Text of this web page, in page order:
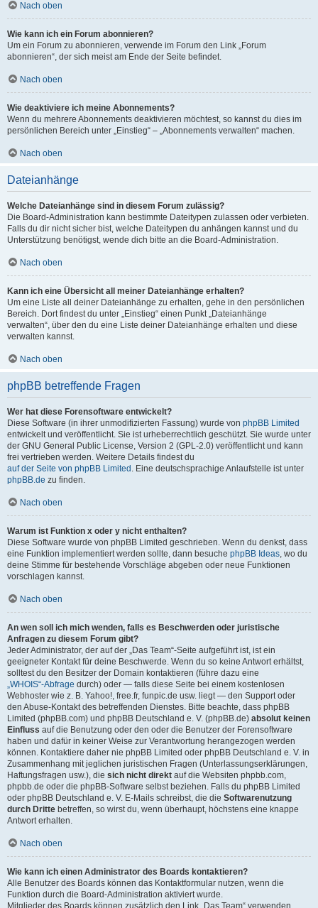
Nach oben
Wie kann ich ein Forum abonnieren?
Um ein Forum zu abonnieren, verwende im Forum den Link „Forum
abonnieren“, der sich meist am Ende der Seite befindet.
Nach oben
Wie deaktiviere ich meine Abonnements?
Wenn du mehrere Abonnements deaktivieren möchtest, so kannst du dies im
persönlichen Bereich unter „Einstieg“ – „Abonnements verwalten“ machen.
Nach oben
Dateianhänge
Welche Dateianhänge sind in diesem Forum zulässig?
Die Board-Administration kann bestimmte Dateitypen zulassen oder verbieten.
Falls du dir nicht sicher bist, welche Dateitypen du anhängen kannst und du
Unterstützung benötigst, wende dich bitte an die Board-Administration.
Nach oben
Kann ich eine Übersicht all meiner Dateianhänge erhalten?
Um eine Liste all deiner Dateianhänge zu erhalten, gehe in den persönlichen
Bereich. Dort findest du unter „Einstieg“ einen Punkt „Dateianhänge
verwalten“, über den du eine Liste deiner Dateianhänge erhalten und diese
verwalten kannst.
Nach oben
phpBB betreffende Fragen
Wer hat diese Forensoftware entwickelt?
Diese Software (in ihrer unmodifizierten Fassung) wurde von phpBB Limited
entwickelt und veröffentlicht. Sie ist urheberrechtlich geschützt. Sie wurde unter
der GNU General Public License, Version 2 (GPL-2.0) veröffentlicht und kann
frei vertrieben werden. Weitere Details findest du
auf der Seite von phpBB Limited . Eine deutschsprachige Anlaufstelle ist unter
phpBB.de zu finden.
Nach oben
Warum ist Funktion x oder y nicht enthalten?
Diese Software wurde von phpBB Limited geschrieben. Wenn du denkst, dass
eine Funktion implementiert werden sollte, dann besuche phpBB Ideas, wo du
deine Stimme für bestehende Vorschläge abgeben oder neue Funktionen
vorschlagen kannst.
Nach oben
An wen soll ich mich wenden, falls es Beschwerden oder juristische
Anfragen zu diesem Forum gibt?
Jeder Administrator, der auf der „Das Team“-Seite aufgeführt ist, ist ein
geeigneter Kontakt für deine Beschwerde. Wenn du so keine Antwort erhältst,
solltest du den Besitzer der Domain kontaktieren (führe dazu eine
„WHOIS“-Abfrage durch) oder — falls diese Seite bei einem kostenlosen
Webhoster wie z. B. Yahoo!, free.fr, funpic.de usw. liegt — den Support oder
den Abuse-Kontakt des betreffenden Dienstes. Bitte beachte, dass phpBB
Limited (phpBB.com) und phpBB Deutschland e. V. (phpBB.de) absolut keinen
Einfluss auf die Benutzung oder den oder die Benutzer der Forensoftware
haben und dafür in keiner Weise zur Verantwortung herangezogen werden
können. Kontaktiere daher nie phpBB Limited oder phpBB Deutschland e. V. in
Zusammenhang mit jeglichen juristischen Fragen (Unterlassungserklärungen,
Haftungsfragen usw.), die sich nicht direkt auf die Websiten phpbb.com,
phpbb.de oder die phpBB-Software selbst beziehen. Falls du phpBB Limited
oder phpBB Deutschland e. V. E-Mails schreibst, die die Softwarenutzung
durch Dritte betreffen, so wirst du, wenn überhaupt, höchstens eine knappe
Antwort erhalten.
Nach oben
Wie kann ich einen Administrator des Boards kontaktieren?
Alle Benutzer des Boards können das Kontaktformular nutzen, wenn die
Funktion durch die Board-Administration aktiviert wurde.
Mitglieder des Boards können zusätzlich den Link „Das Team“ verwenden.